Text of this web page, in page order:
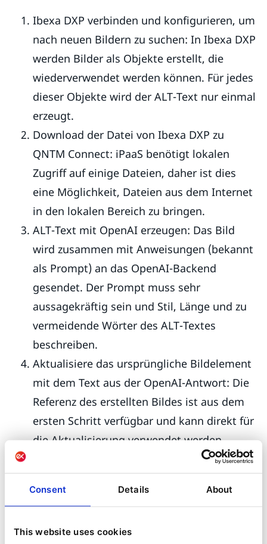
Consent Details About
This website uses cookies
Ibexa DXP verbinden und konfigurieren, um
nach neuen Bildern zu suchen: In Ibexa DXP
werden Bilder als Objekte erstellt, die
wiederverwendet werden können. Für jedes
dieser Objekte wird der ALT-Text nur einmal
erzeugt.
Download der Datei von Ibexa DXP zu
QNTM Connect: iPaaS benötigt lokalen
Zugriff auf einige Dateien, daher ist dies
eine Möglichkeit, Dateien aus dem Internet
in den lokalen Bereich zu bringen.
ALT-Text mit OpenAI erzeugen: Das Bild
wird zusammen mit Anweisungen (bekannt
als Prompt) an das OpenAI-Backend
gesendet. Der Prompt muss sehr
aussagekräftig sein und Stil, Länge und zu
vermeidende Wörter des ALT-Textes
beschreiben.
Aktualisiere das ursprüngliche Bildelement
mit dem Text aus der OpenAI-Antwort: Die
Referenz des erstellten Bildes ist aus dem
ersten Schritt verfügbar und kann direkt für
die Aktualisierung verwendet werden.
Das folgende Video gibt einen kurzen Überblick
über die Einrichtung dieses Workflows in QNTM
Connect: